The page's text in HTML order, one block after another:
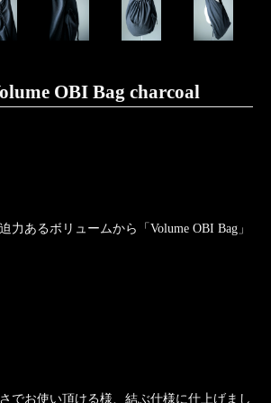
OBI Bag charcoal
力あるボリュームから「Volume OBI Bag」
でお使い頂ける様、結ぶ仕様に仕上げまし